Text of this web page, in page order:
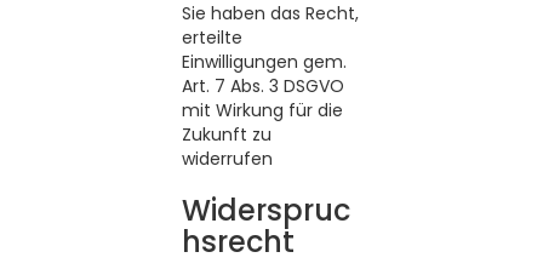
Sie haben das Recht,
erteilte
Einwilligungen gem.
Art. 7 Abs. 3 DSGVO
mit Wirkung für die
Zukunft zu
widerrufen
Widerspruc
hsrecht